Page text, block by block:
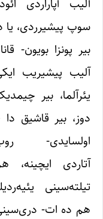
سوپ پیشیرردی، یا دا
بیر پونزا بویون- قاناد
آلیب پیشیریب ایکی
یئرآلما، بیر چیمدیک
دوز، بیر قاشیق دا –
اولسایدی- روب
آتاردی ایچینه، هم
تیلته‌سینی یئیه‌ردیلر
هم ده ات- دری‌سینی